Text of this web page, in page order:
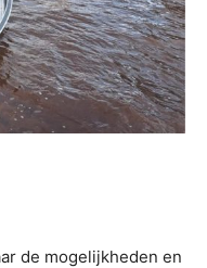
de mogelijkheden en